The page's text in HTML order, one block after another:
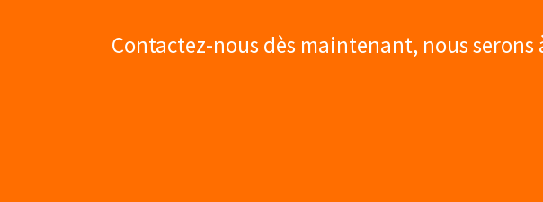
Contactez-nous dès maintenant, nous